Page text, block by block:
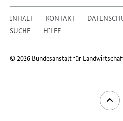
INHALT KONTAKT
SUCHE
HILFE
© 2026 Bundesanstalt für